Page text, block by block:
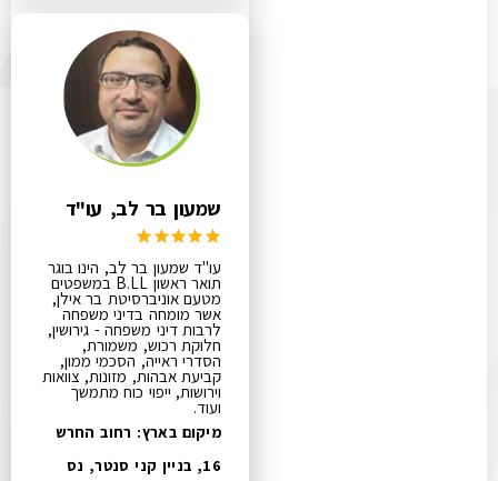
שמעון בר לב, עו"ד
עו"ד שמעון בר לב, הינו בוגר
תואר ראשון B.LL במשפטים
מטעם אוניברסיטת בר אילן,
אשר מומחה בדיני משפחה
לרבות דיני משפחה - גירושין,
חלוקת רכוש, משמורת,
הסדרי ראייה, הסכמי ממון,
קביעת אבהות, מזונות, צוואות
וירושות, ייפוי כוח מתמשך
ועוד.
מיקום בארץ: רחוב החרש
16, בניין קני סנטר, נס